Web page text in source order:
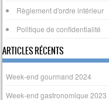
Règlement d'ordre intérieur
Politique de confidentialité
ARTICLES RÉCENTS
Week-end gourmand 2024
Week-end gastronomique 2023